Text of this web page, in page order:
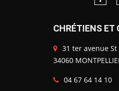
CHRÉTIENS ET
31 ter avenue St
34060
04 67 64 14 10